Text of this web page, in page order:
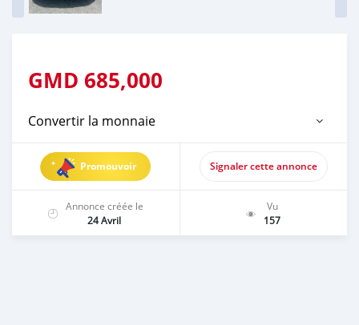
GMD 685,000
Convertir la monnaie
Promouvoir Signaler cette annonce
Annonce créée le
24 Avril
Vu
157